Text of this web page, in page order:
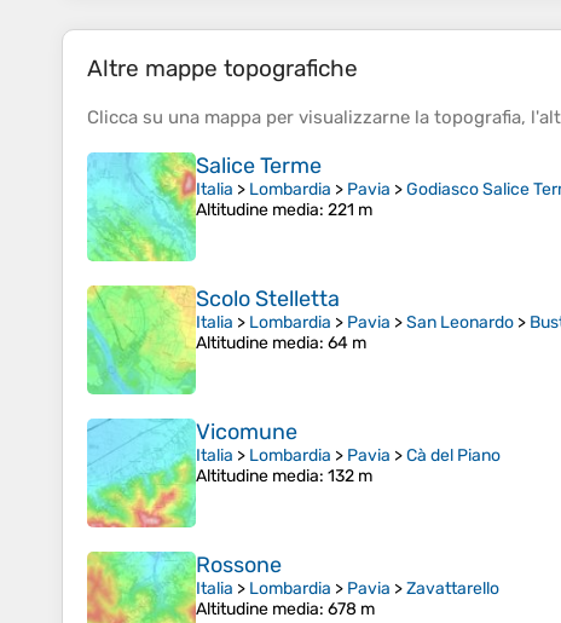
Altre mappe topografiche
Clicca su una mappa per visualizzarne la topografia, l'
Salice Terme
Italia > Lombardia > Pavia >Godiasco Salice
Altitudine media: 221 m
Scolo Stelletta
Italia > Lombardia > Pavia >San Leonardo >
Altitudine media: 64 m
Vicomune
Italia > Lombardia > Pavia >Cà del Piano
Altitudine media: 132 m
Rossone
Italia > Lombardia > Pavia >Zavattarello
Altitudine media: 678 m